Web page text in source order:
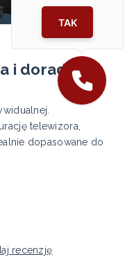
i doradztwo
telewizora,
dopasowane do
recenzję
TAK